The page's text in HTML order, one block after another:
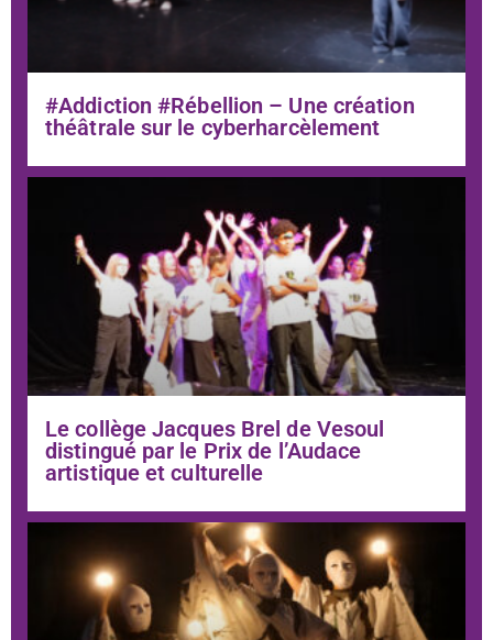
#Addiction #Rébellion – Une création
théâtrale sur le cyberharcèlement
Le collège Jacques Brel de Vesoul
distingué par le Prix de l’Audace
artistique et culturelle